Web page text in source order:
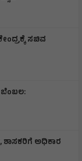
ಸಚಿವ
ಬೆಂಬಲ:
ಶಾಸಕರಿಗೆ ಅಧಿಕಾರ